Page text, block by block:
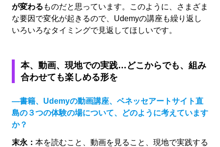
が変わる ものだと思っています。このように、さまざま
な要因で変化が起きるので、Udemyの講座も繰り返し
いろいろなタイミングで見返してほしいです。
本、動画、現地での実践…どこからでも、組み
合わせても楽しめる形を
―書籍、Udemyの動画講座、ベネッセアートサイト直
島の３つの体験の場について、どのように考えています
か？
末永： 本を読むこと、動画を見ること、現地で実践する